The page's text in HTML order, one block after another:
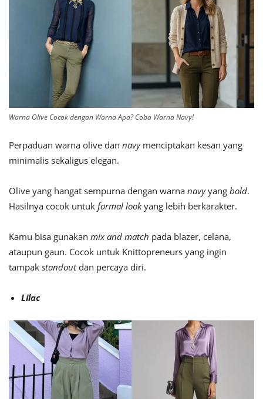
Warna Olive Cocok dengan Warna Apa? Coba Warna Navy!
Perpaduan warna olive dan navymenciptakan kesan yang
minimalis sekaligus elegan.
Olive yang hangat sempurna dengan warna navyyang bold.
Hasilnya cocok untuk formal lookyang lebih berkarakter.
Kamu bisa gunakan mix and match pada blazer, celana,
ataupun gaun. Cocok untuk Knittopreneurs yang ingin
tampak standoutdan percaya diri.
Lilac